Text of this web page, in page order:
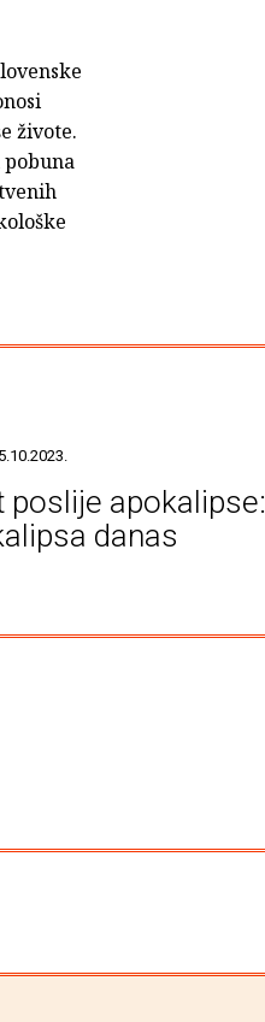
živote.
poslije apokalipse:
danas